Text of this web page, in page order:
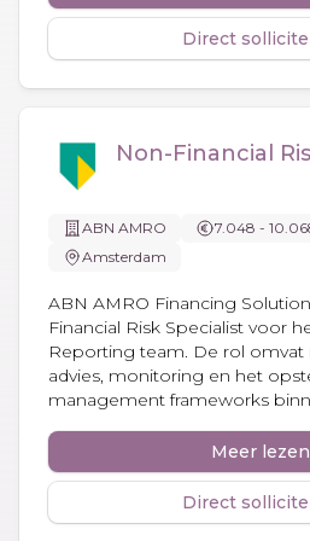
Direct
Non-Financial
ABN AMRO 7.048 -
Amsterdam
ABN AMRO Financing
Financial Risk Specialist voor
Reporting team. De rol omvat
advies, monitoring en het
management frameworks
Meer lezen
Direct